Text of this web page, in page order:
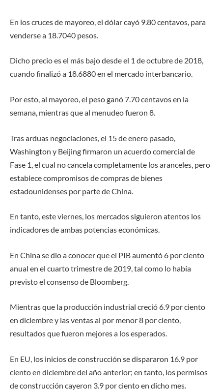
En los cruces de mayoreo, el dólar cayó 9.80 centavos, para
venderse a 18.7040 pesos.
Dicho precio es el más bajo desde el 1 de octubre de 2018,
cuando finalizó a 18.6880 en el mercado interbancario.
Por esto, al mayoreo, el peso ganó 7.70 centavos en la
semana, mientras que al menudeo fueron 8.
Tras arduas negociaciones, el 15 de enero pasado,
Washington y Beijing firmaron un acuerdo comercial de
Fase 1, el cual no cancela completamente los aranceles, pero
establece compromisos de compras de bienes
estadounidenses por parte de China.
En tanto, este viernes, los mercados siguieron atentos los
indicadores de ambas potencias económicas.
En China se dio a conocer que el PIB aumentó 6 por ciento
anual en el cuarto trimestre de 2019, tal como lo había
previsto el consenso de Bloomberg.
Mientras que la producción industrial creció 6.9 por ciento
en diciembre y las ventas al por menor 8 por ciento,
resultados que fueron mejores a los esperados.
En EU, los inicios de construcción se dispararon 16.9 por
ciento en diciembre del año anterior; en tanto, los permisos
de construcción cayeron 3.9 por ciento en dicho mes.